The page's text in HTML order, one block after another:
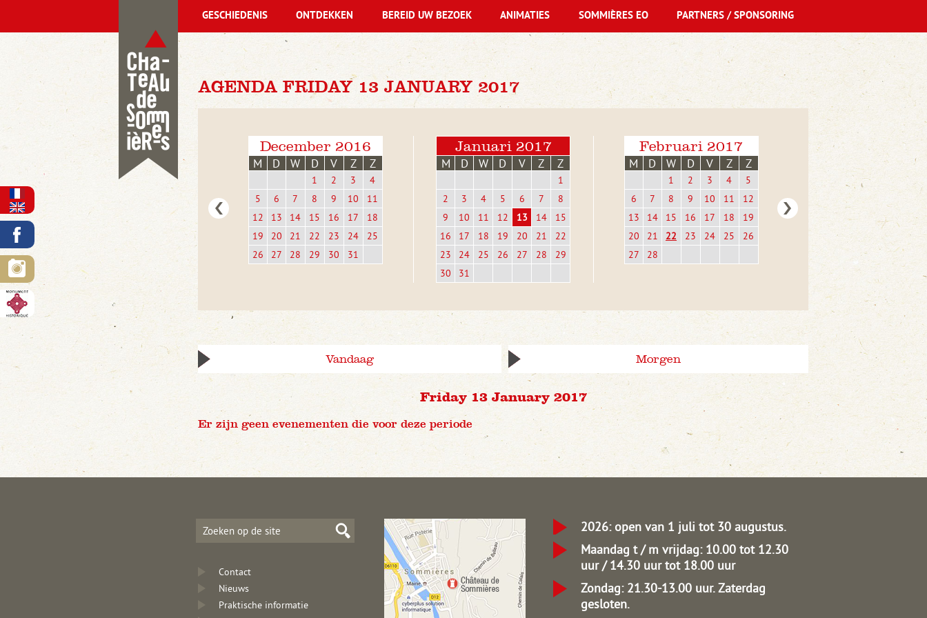
AGENDA FRIDAY 13 JANUARY 2017
December 2016
M D W D V Z Z
1 2 3
4
5
6 7 8 9 10
11
12
13 14 15 16 17
18
19
20 21 22 23 24
25
26
27 28 29 30 31
Januari 2017
M D W D V Z Z
1
2
3 4 5 6 7
8
9
10 11 12 13 14
15
16
17 18 19 20 21
22
23
24 25 26 27 28
29
30
31
Februari 2017
M D W D V Z Z
1 2 3 4
5
6
7 8 9 10 11
12
13
14 15 16 17 18
19
20
21 22 23 24 25
26
27
28
Vandaag Morgen
Friday 13 January 2017
Er zijn geen evenementen die voor deze periode
GESCHIEDENIS ONTDEKKEN BEREID UW BEZOEK ANIMATIES SOMMIÈRES EO PARTNERS / SPONSORING
Contact
Nieuws
Praktische informatie
2026: open van 1 juli tot 30 augustus.
Maandag t / m vrijdag: 10.00 tot 12.30
uur / 14.30 uur tot 18.00 uur
Zondag: 21.30-13.00 uur.Zaterdag
gesloten.